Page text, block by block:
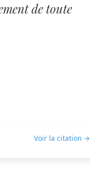
de toute
Voir la citation →